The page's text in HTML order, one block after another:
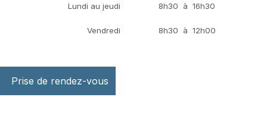
Lundi au jeudi 8h30 à 16h30
Vendredi 8h30 à 12h00
Prise de rendez-vous